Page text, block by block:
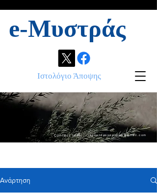
e-Μυστράς
Ιστολόγιο Άποψης
Contact info: ikonandassociates@gmail.com
Ανάρτηση